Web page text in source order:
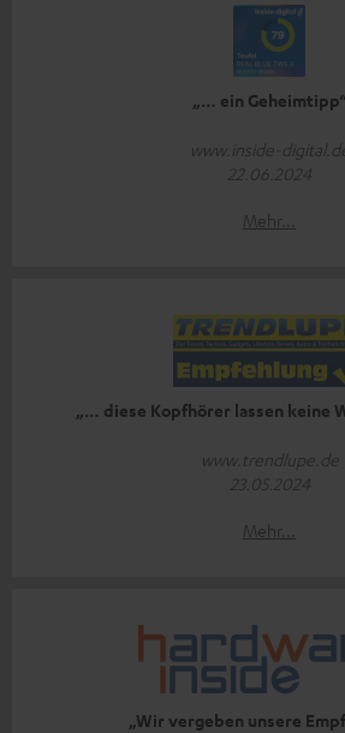
„… ein Geheimtipp“
www.inside-
22.06.2024
Mehr...
„… diese Kopfhörer lassen keine
www.trendlupe.de
23.05.2024
Mehr...
„Wir vergeben unsere